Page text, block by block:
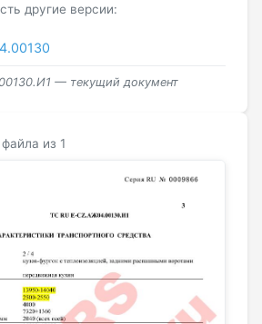
другие версии:
— текущий документ
из 1